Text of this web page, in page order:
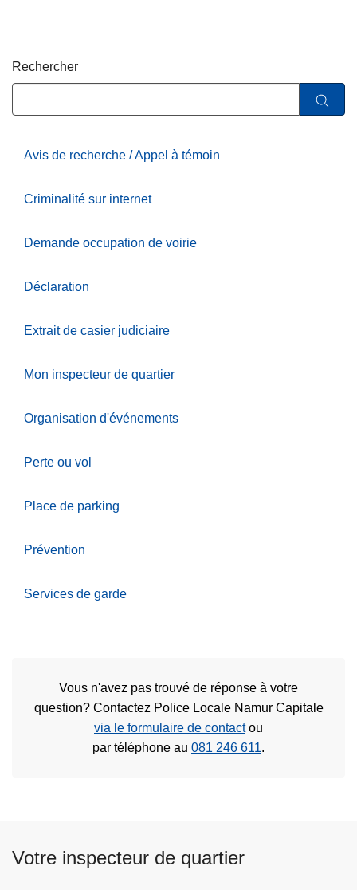
Rechercher
Avis de recherche / Appel à témoin
Criminalité sur internet
Demande occupation de voirie
Déclaration
Extrait de casier judiciaire
Mon inspecteur de quartier
Organisation d'événements
Perte ou vol
Place de parking
Prévention
Services de garde
Vous n'avez pas trouvé de réponse à votre
question? Contactez Police Locale Namur Capitale
via le formulaire de contactou
par téléphone au 081 246 611.
Votre inspecteur de quartier